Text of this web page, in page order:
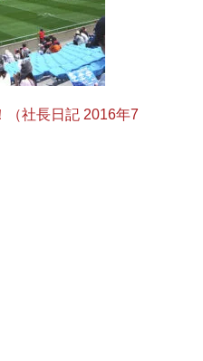
（社長日記 2016年7